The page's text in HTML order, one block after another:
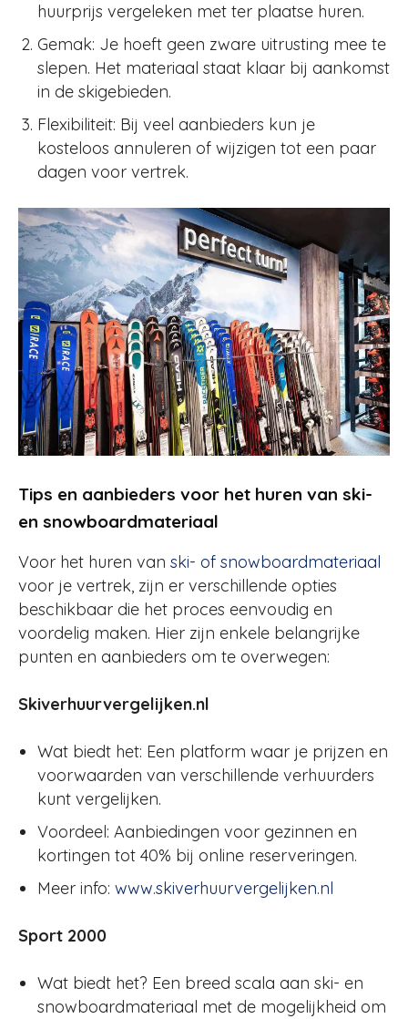
huurprijs vergeleken met ter plaatse huren.
Gemak: Je hoeft geen zware uitrusting mee te
slepen. Het materiaal staat klaar bij aankomst
in de skigebieden.
Flexibiliteit: Bij veel aanbieders kun je
kosteloos annuleren of wijzigen tot een paar
dagen voor vertrek.
Tips en aanbieders voor het huren van ski-
en snowboardmateriaal
Voor het huren van ski- of snowboardmateriaal
voor je vertrek, zijn er verschillende opties
beschikbaar die het proces eenvoudig en
voordelig maken. Hier zijn enkele belangrijke
punten en aanbieders om te overwegen:
Skiverhuurvergelijken.nl
Wat biedt het: Een platform waar je prijzen en
voorwaarden van verschillende verhuurders
kunt vergelijken.
Voordeel: Aanbiedingen voor gezinnen en
kortingen tot 40% bij online reserveringen.
Meer info: www.skiverhuurvergelijken.nl
Sport 2000
Wat biedt het? Een breed scala aan ski- en
snowboardmateriaal met de mogelijkheid om